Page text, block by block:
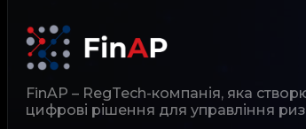
FinAP – RegTech-компанія, яка
цифрові рішення для управління